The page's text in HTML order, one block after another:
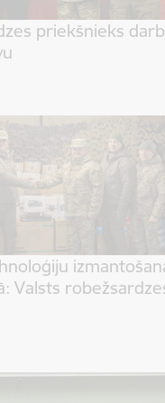
priekšnieks
Valsts